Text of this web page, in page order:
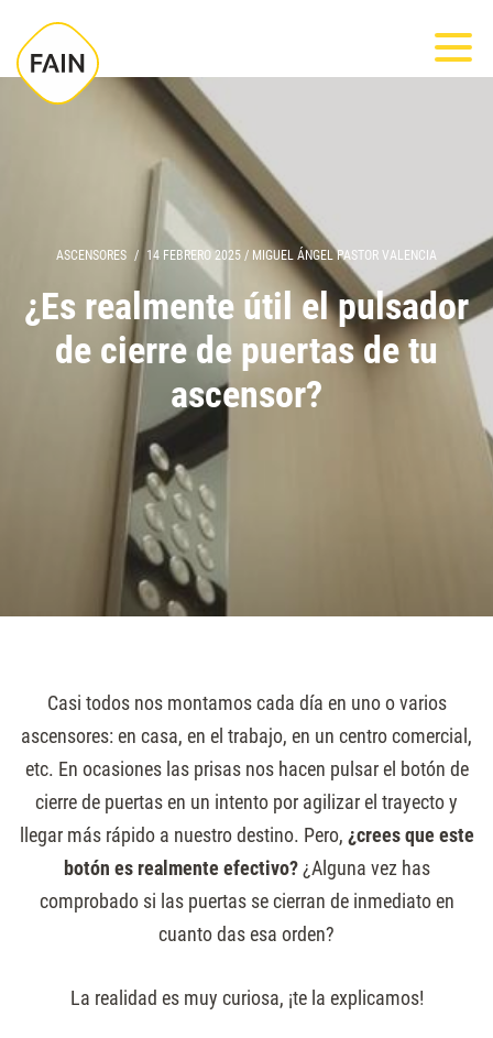
este
sitio
ASCENSORES / 14 FEBRERO 2025 / MIGUEL ÁNGEL PASTOR VALENCIA
¿Es realmente útil el pulsador
de cierre de puertas de tu
ascensor?
Casi todos nos montamos cada día en uno o varios
ascensores: en casa, en el trabajo, en un centro comercial,
etc. En ocasiones las prisas nos hacen pulsar el botón de
cierre de puertas en un intento por agilizar el trayecto y
llegar más rápido a nuestro destino. Pero, ¿crees que este
botón es realmente efectivo?¿Alguna vez has
comprobado si las puertas se cierran de inmediato en
cuanto das esa orden?
La realidad es muy curiosa, ¡te la explicamos!